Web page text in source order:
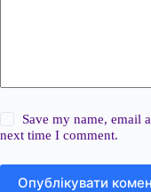
Save my name, email
next time I comment.
Опублікувати